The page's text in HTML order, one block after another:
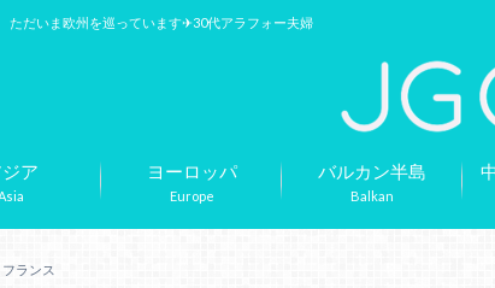
だいま欧州を巡っています✈︎30代アラフォー夫婦
Asia
ア
Europe
ヨーロッパ
Balkan
バルカン半島
フランス